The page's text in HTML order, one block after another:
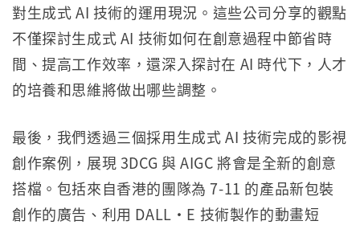
對生成式 AI 技術的運用現況。這些公司分享的觀點
不僅探討生成式 AI 技術如何在創意過程中節省時
間、提高工作效率，還深入探討在 AI 時代下，人才
的培養和思維將做出哪些調整。
最後，我們透過三個採用生成式 AI 技術完成的影視
創作案例，展現 3DCG 與 AIGC 將會是全新的創意
搭檔。包括來自香港的團隊為 7-11 的產品新包裝
創作的廣告、利用 DALL‧E 技術製作的動畫短